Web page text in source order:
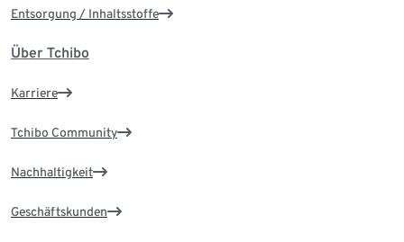
Entsorgung / Inhaltsstoffe
Über Tchibo
Karriere
Tchibo Community
Nachhaltigkeit
Geschäftskunden